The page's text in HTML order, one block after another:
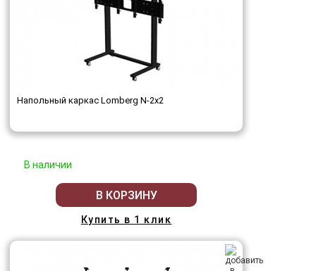
Напольный каркас Lomberg N-2х2
В наличии
В КОРЗИНУ
Купить в 1 клик